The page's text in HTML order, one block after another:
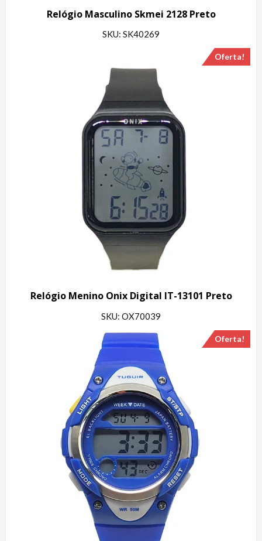
Relógio Masculino Skmei 2128 Preto
SKU: SK40269
Oferta!
Relógio Menino Onix Digital IT-13101 Preto
SKU: OX70039
Oferta!